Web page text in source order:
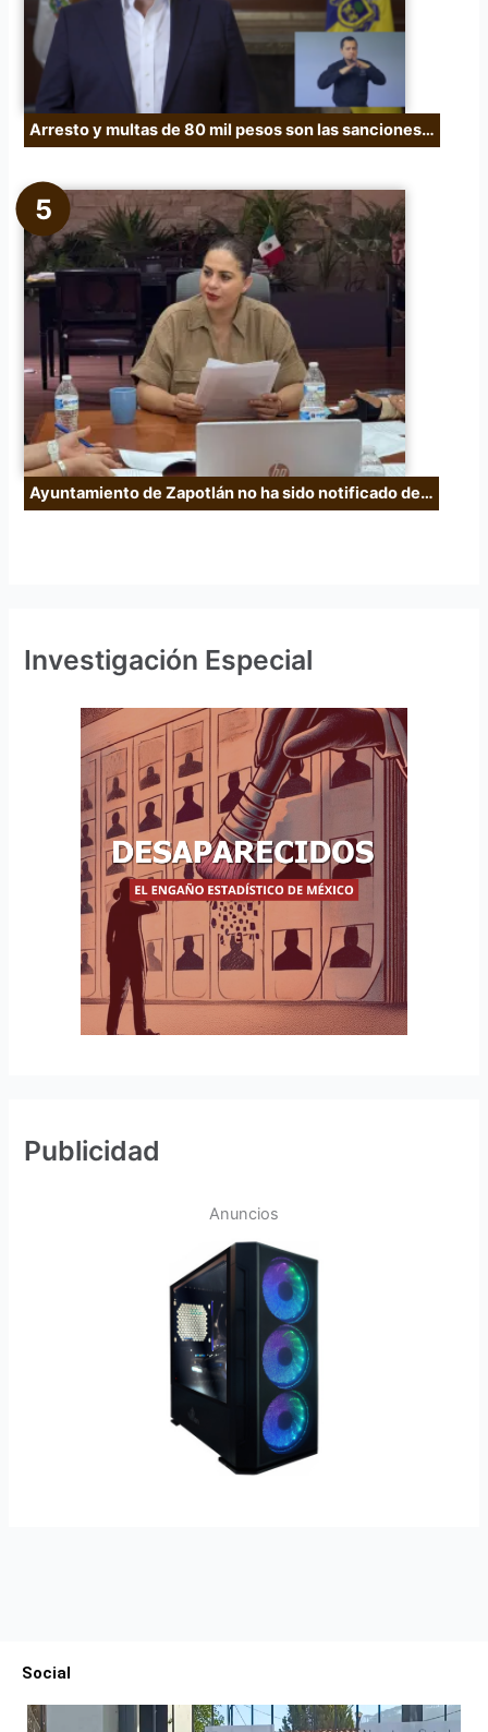
Arresto y multas de 80 mil pesos son las sanciones…
Ayuntamiento de Zapotlán no ha sido notificado de…
Investigación Especial
Publicidad
Anuncios
Social